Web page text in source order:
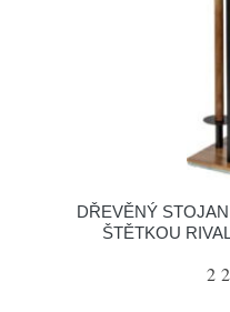
DŘEVĚNÝ
ŠTĚTKOU
2